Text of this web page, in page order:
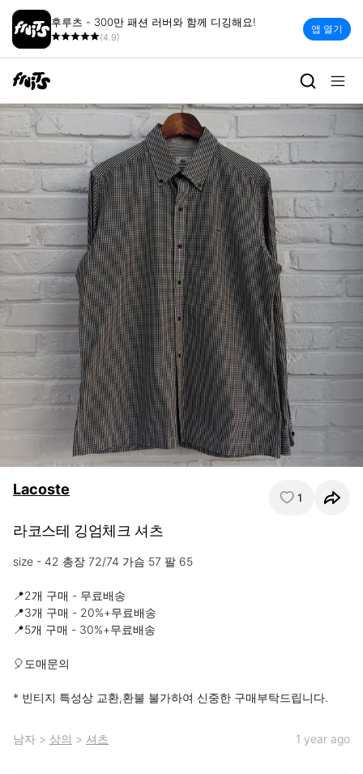
후루츠 - 300만 패션 러버와 함께 디깅해요!
(4.9)
앱 열기
Lacoste 1
라코스테 깅엄체크 셔츠
size - 42 총장 72/74 가슴 57 팔 65
📍2개 구매 - 무료배송
📍3개 구매 - 20%+무료배송
📍5개 구매 - 30%+무료배송
🎈도매문의
* 빈티지 특성상 교환,환불 불가하여 신중한 구매부탁드립니다.
남자 > 상의 > 셔츠 1 year ago